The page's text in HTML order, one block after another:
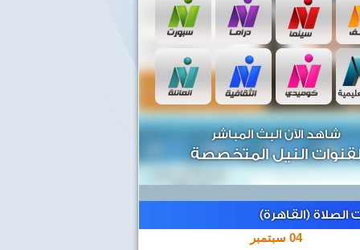
شاهد الآن البث المباشر
النيل المتخصصة
الصلاة (القاهرة)
04 سبتمبر